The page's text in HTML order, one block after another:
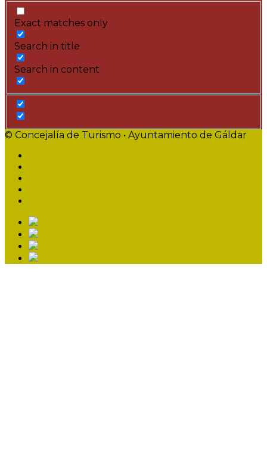
Exact matches only
Search in title
Search in content
© Concejalía de Turismo • Ayuntamiento de Gáldar